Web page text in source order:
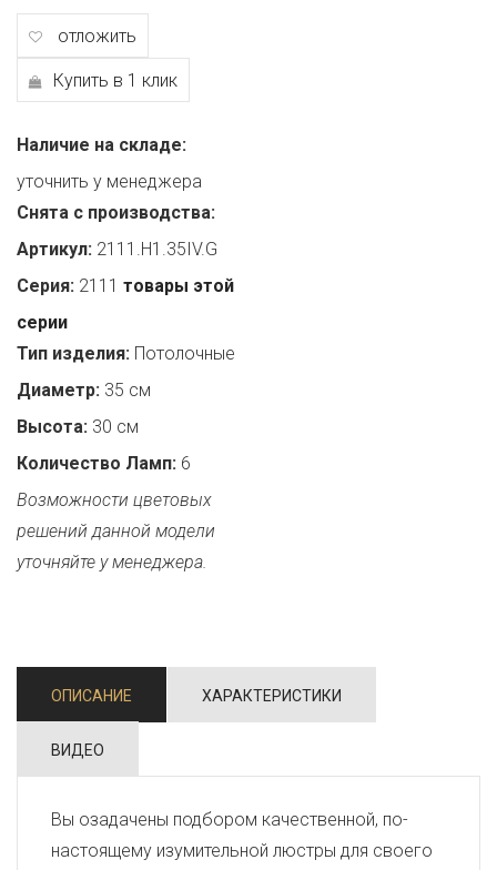
отложить
Купить в 1 клик
Наличие на складе:
уточнить у менеджера
Снята с производства:
Артикул: 2111.H1.35IV.G
Серия: 2111 товары этой
серии
Тип изделия: Потолочные
Диаметр: 35 см
Высота: 30 см
Количество Ламп: 6
Возможности цветовых
решений данной модели
уточняйте у менеджера.
ОПИСАНИЕ ХАРАКТЕРИСТИКИ
ВИДЕО
Вы озадачены подбором качественной, по-
настоящему изумительной люстры для своего